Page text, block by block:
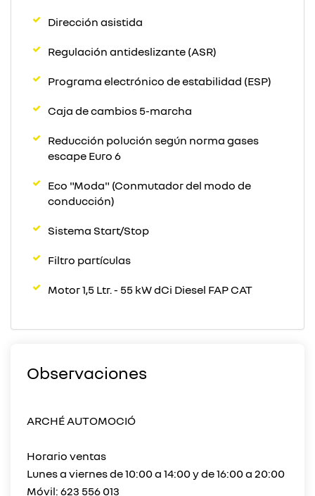
Dirección asistida
Regulación antideslizante (ASR)
Programa electrónico de estabilidad (ESP)
Caja de cambios 5-marcha
Reducción polución según norma gases
escape Euro 6
Eco "Moda" (Conmutador del modo de
conducción)
Sistema Start/Stop
Filtro partículas
Motor 1,5 Ltr. - 55 kW dCi Diesel FAP CAT
Observaciones
ARCHÉ AUTOMOCIÓ
Horario ventas
Lunes a viernes de 10:00 a 14:00 y de 16:00 a 20:00
Móvil: 623 556 013